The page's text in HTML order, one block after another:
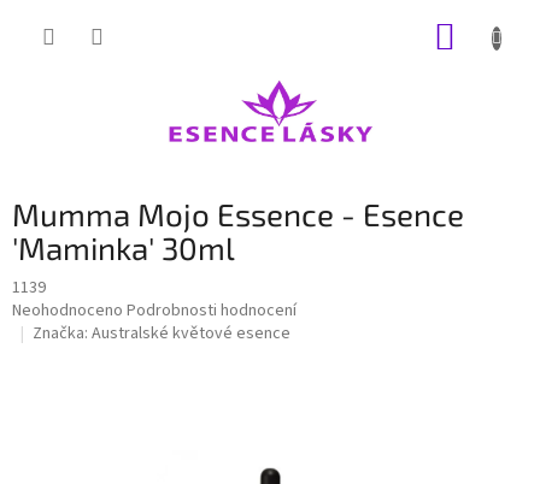
Mumma Mojo Essence - Esence
'Maminka' 30ml
1139
Průměrné
hodnocení
Neohodnoceno Podrobnosti hodnocení
Značka: Australské květové esence